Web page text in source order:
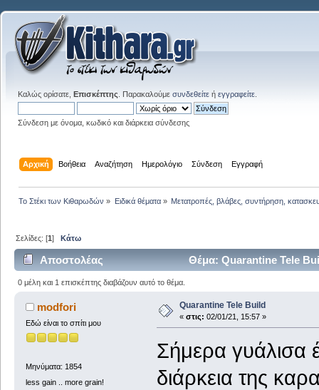
Καλώς ορίσατε, Επισκέπτης . Παρακαλούμε συνδεθείτε ή εγγραφείτε
Σύνδεση με όνομα, κωδικό και διάρκεια σύνδεσης
Αρχική Βοήθεια Αναζήτηση Ημερολόγιο Σύνδεση Εγγραφή
Το Στέκι των Κιθαρωδών » Ειδικά θέματα» Μετατροπές, βλάβες, συντήρηση,
Σελίδες: [1]Κάτω
Αποστολέας Θέμα: Quarantine Tele
0 μέλη και 1 επισκέπτης διαβάζουν αυτό το θέμα.
modfori
Εδώ είναι το σπίτι μου
Μηνύματα: 1854
less gain .. more grain!
Quarantine Tele Build
« στις: 02/01/21, 15:57 »
Σήμερα γυάλισα
διάρκεια της